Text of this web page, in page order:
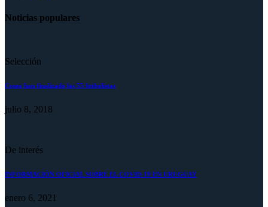
Noticias populares
Selección
Como han finalizado los 55 futbolistas
julio 8, 2018
De interés
INFORMACIÓN OFICIAL SOBRE EL COVID-19 EN URUGUAY
enero 6, 2021